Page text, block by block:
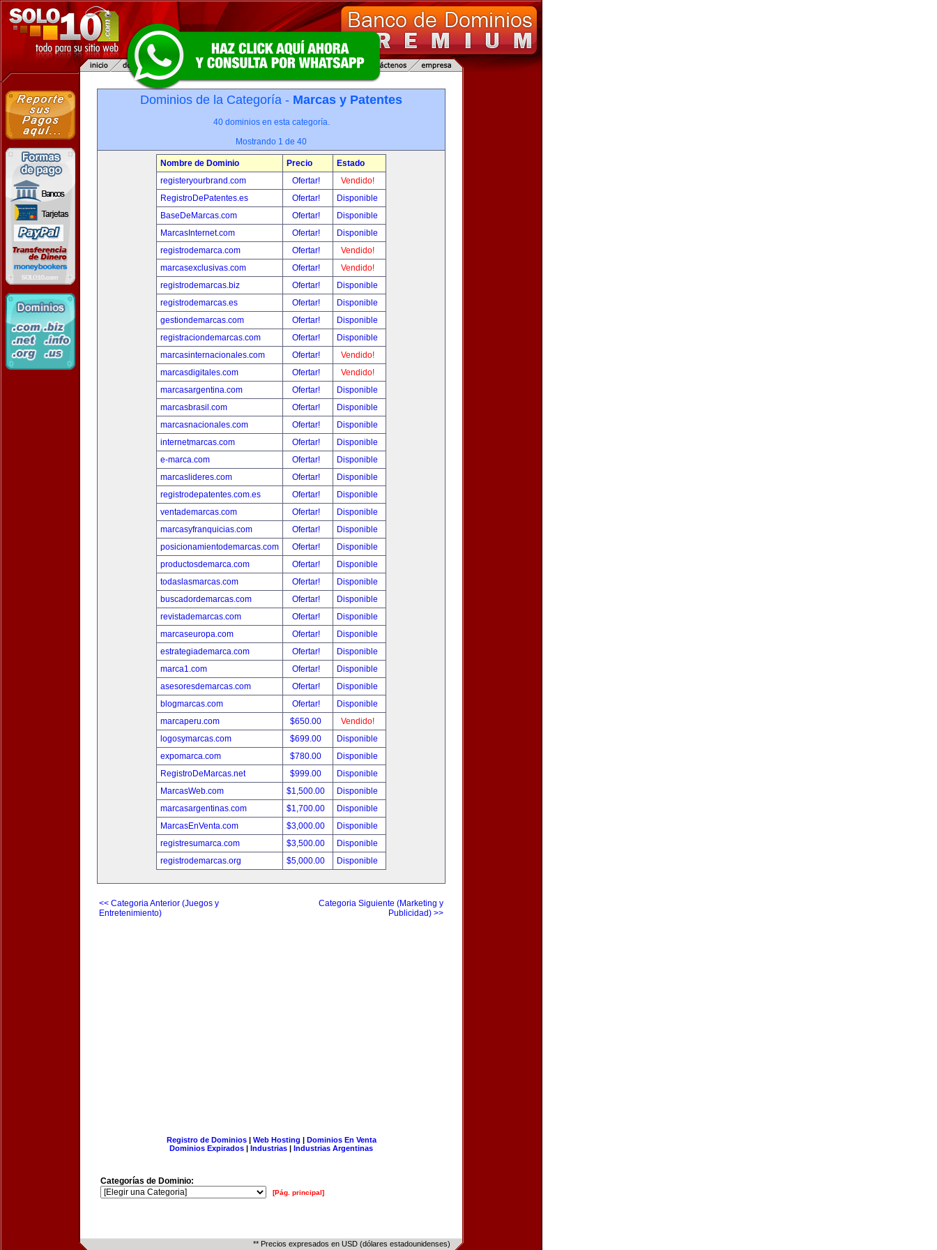
Dominios de la Categoría - Marcas y Patentes
40 dominios en esta categoría.
Mostrando 1 de 40
Nombre de Dominio Precio
Estado
registeryourbrand.com
Ofertar!
Vendido!
RegistroDePatentes.es
Ofertar!
Disponible
BaseDeMarcas.com
Ofertar!
Disponible
MarcasInternet.com
Ofertar!
Disponible
registrodemarca.com
Ofertar!
Vendido!
marcasexclusivas.com
Ofertar!
Vendido!
registrodemarcas.biz
Ofertar!
Disponible
registrodemarcas.es
Ofertar!
Disponible
gestiondemarcas.com
Ofertar!
Disponible
registraciondemarcas.com
Ofertar!
Disponible
marcasinternacionales.com
Ofertar!
Vendido!
marcasdigitales.com
Ofertar!
Vendido!
marcasargentina.com
Ofertar!
Disponible
marcasbrasil.com
Ofertar!
Disponible
marcasnacionales.com
Ofertar!
Disponible
internetmarcas.com
Ofertar!
Disponible
e-marca.com
Ofertar!
Disponible
marcaslideres.com
Ofertar!
Disponible
registrodepatentes.com.es
Ofertar!
Disponible
ventademarcas.com
Ofertar!
Disponible
marcasyfranquicias.com
Ofertar!
Disponible
posicionamientodemarcas.com
Ofertar!
Disponible
productosdemarca.com
Ofertar!
Disponible
todaslasmarcas.com
Ofertar!
Disponible
buscadordemarcas.com
Ofertar!
Disponible
revistademarcas.com
Ofertar!
Disponible
marcaseuropa.com
Ofertar!
Disponible
estrategiademarca.com
Ofertar!
Disponible
marca1.com
Ofertar!
Disponible
asesoresdemarcas.com
Ofertar!
Disponible
blogmarcas.com
Ofertar!
Disponible
marcaperu.com
$650.00
Vendido!
logosymarcas.com
$699.00
Disponible
expomarca.com
$780.00
Disponible
RegistroDeMarcas.net
$999.00
Disponible
MarcasWeb.com
$1,500.00
Disponible
marcasargentinas.com
$1,700.00
Disponible
MarcasEnVenta.com
$3,000.00
Disponible
registresumarca.com
$3,500.00
Disponible
registrodemarcas.org
$5,000.00 Disponible
<< Categoria Anterior (Juegos y
Entretenimiento)
Categoria Siguiente (Marketing y
Publicidad) >>
Registro de Dominios| Web Hosting | Dominios En Venta
Dominios Expirados | Industrias | Industrias Argentinas
Categorías de Dominio:
[Pág. principal]
** Precios expresados en USD (dólares estadounidenses)